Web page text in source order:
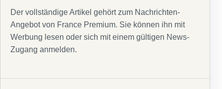
Der vollständige Artikel gehört zum Nachrichten-
Angebot von France Premium. Sie können ihn mit
Werbung lesen oder sich mit einem gültigen News-
Zugang anmelden.